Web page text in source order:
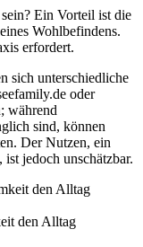
Ein Vorteil ist die
Wohlbefindens.
erfordert.
sich unterschiedliche
oder
während
sind, können
Der Nutzen, ein
jedoch unschätzbar.
den Alltag